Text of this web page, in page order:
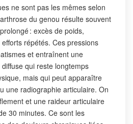
ne sont pas les mêmes selon
du genou résulte souvent
: excès de poids,
répétés. Ces pressions
et entraînent une
qui reste longtemps
mais qui peut apparaître
une radiographie articulaire. On
et une raideur articulaire
30 minutes. Ce sont les